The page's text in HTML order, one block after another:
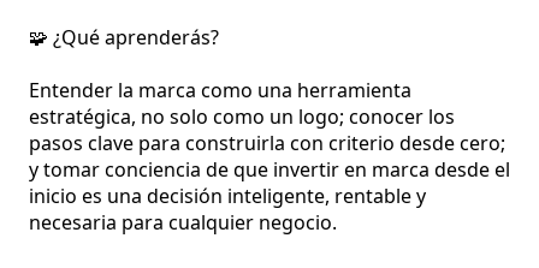
🧩 ¿Qué aprenderás?
Entender la marca como una herramienta
estratégica, no solo como un logo; conocer los
pasos clave para construirla con criterio desde cero;
y tomar conciencia de que invertir en marca desde el
inicio es una decisión inteligente, rentable y
necesaria para cualquier negocio.